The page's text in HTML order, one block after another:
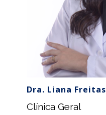
Dra. Liana Freitas
Clínica Geral